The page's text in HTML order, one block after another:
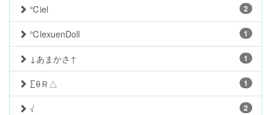
2
℃iel
1
℃lexuenDoll
1
↓あまかさ↑
1
∑θＲ△
2
√